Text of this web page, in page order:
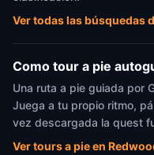
Ver todas las búsquedas
Como tour a pie
Una ruta a pie guiada por
Juega a tu propio ritmo,
vez descargada la quest
Ver tours a pie en